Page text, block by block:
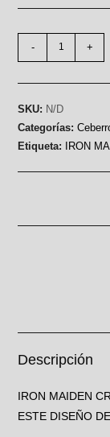
- +
SKU: N/D
Categorías:
Etiqueta: IRON
Descripción
IRON MAIDEN
ESTE DISEÑO